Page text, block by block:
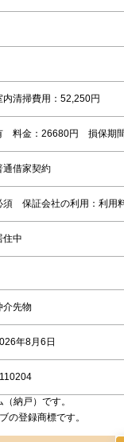
内清掃費用：52,250円
料金：26680円 損保期
通借家契約
須 保証会社の利用：利用
住中
介先物
年8月6日
納戸）です。
の登録商標です。